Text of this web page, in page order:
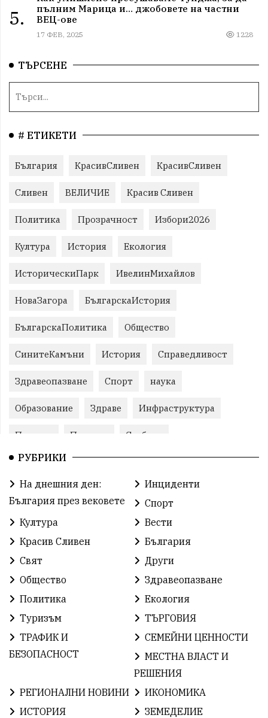
5.
пълним Марица и… джобовете на частни
ВЕЦ-ове
17 ФЕВ, 2025 1228
ТЪРСЕНЕ
# ЕТИКЕТИ
България КрасивСливен КрасивСливен
Сливен ВЕЛИЧИЕ Красив Сливен
Политика Прозрачност Избори2026
Култура История Екология
ИсторическиПарк ИвелинМихайлов
НоваЗагора БългарскаИстория
БългарскаПолитика Общество
СинитеКамъни История Справедливост
Здравеопазване Спорт наука
Образование Здраве Инфраструктура
Пеевски Протест Свобода
ИвелинМихайлов
Празник ГражданскоОбщество
ХристоИлиев БългарскоЗемеделие
БългарскиСпорт
ОбщественИнтерес земеделие
ИсторияНаБългария Иновации САЩ
БългарскаГордост Археология Твърдица
Легенда Право
РУБРИКИ
На днешния ден:
България през вековете
Инциденти
Спорт
Култура
Вести
Красив Сливен
България
Свят
Други
Общество
Здравеопазване
Политика
Екология
Туризъм
ТЪРГОВИЯ
ТРАФИК И
БЕЗОПАСНОСТ
СЕМЕЙНИ ЦЕННОСТИ
МЕСТНА ВЛАСТ И
РЕШЕНИЯ
РЕГИОНАЛНИ НОВИНИ
ИКОНОМИКА
ИСТОРИЯ
ЗЕМЕДЕЛИЕ